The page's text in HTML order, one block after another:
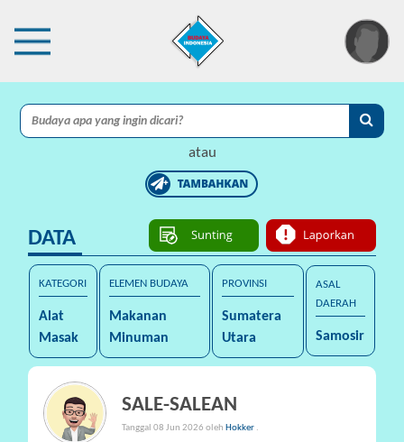
atau
×
I
P
r
o
t
k
s
i
P
DATA
KATEGORI
Alat
Masak
ELEMEN BUDAYA
Makanan
Minuman
PROVINSI
Sumatera
Utara
ASAL
DAERAH
Samosir
SALE-SALEAN
Tanggal 08 Jun 2026 oleh Hokker .